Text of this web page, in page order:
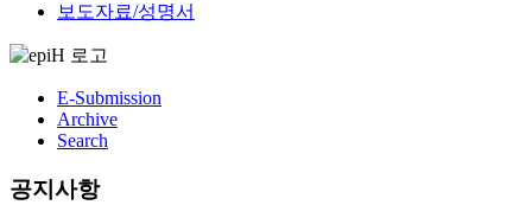
보도자료/성명서
E-Submission
Archive
Search
공지사항